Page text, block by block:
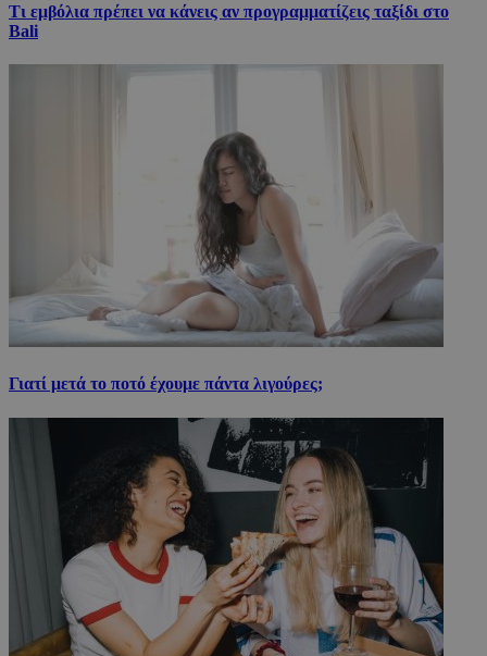
Τι εμβόλια πρέπει να κάνεις αν προγραμματίζεις ταξίδι στο
Bali
Γιατί μετά το ποτό έχουμε πάντα λιγούρες;